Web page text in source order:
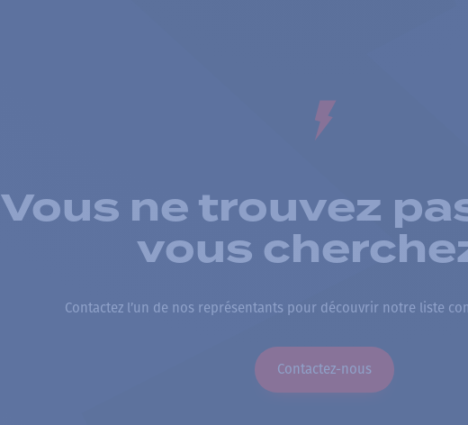
Vous ne trouvez
vous
Contactez l’un de nos représentants pour découvrir notre liste
Contactez-nous